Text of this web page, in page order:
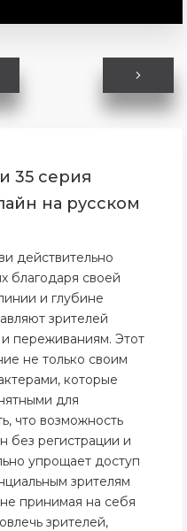
35 серия
на русском
действительно
благодаря своей
и глубине
зрителей
переживаниям. Этот
не только своим
которые
для
что возможность
без регистрации и
упрощает доступ
зрителям
принимая на себя
зрителей,